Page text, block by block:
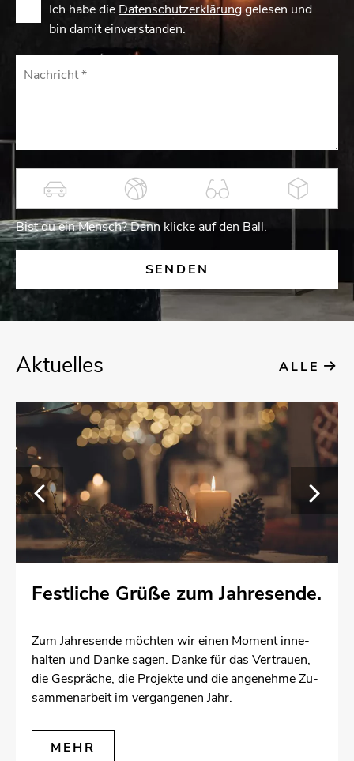
Ich habe die Datenschutzerklärunggelesen und
bin damit einverstanden.
Bist du ein Mensch? Dann kli­cke auf den Ball.
Ak­tu­el­les ALLE
Fest­li­che Grüße zum Jah­res­en­de.
Zum Jah­res­en­de möch­ten wir einen Mo­ment in­ne­
hal­ten und Danke sagen. Danke für das Ver­trau­en,
die Ge­sprä­che, die Pro­jek­te und die an­ge­neh­me Zu­
sam­men­ar­beit im ver­gan­ge­nen Jahr.
MEHR